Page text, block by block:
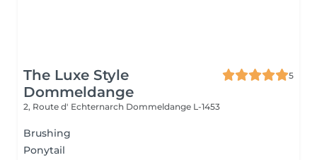
The Luxe Style
Dommeldange
5
2, Route d' Echternarch Dommeldange L-1453
Brushing
Ponytail